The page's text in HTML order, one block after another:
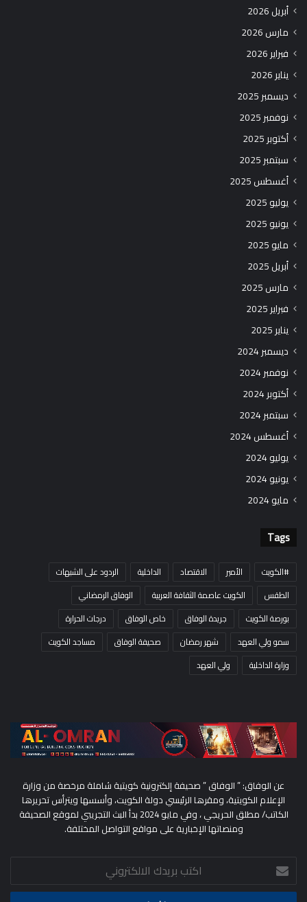
أبريل 2026
مارس 2026
فبراير 2026
يناير 2026
ديسمبر 2025
نوفمبر 2025
أكتوبر 2025
سبتمبر 2025
أغسطس 2025
يوليو 2025
يونيو 2025
مايو 2025
أبريل 2025
مارس 2025
فبراير 2025
يناير 2025
ديسمبر 2024
نوفمبر 2024
أكتوبر 2024
سبتمبر 2024
أغسطس 2024
يوليو 2024
يونيو 2024
مايو 2024
Tags
#الكويت الأمير الاقتصاد الداخلية
الردود على الشبهات
الطقس
الكويت عاصمة الثقافة العربية
الوفاق الرمضاني
بورصة الكويت
جريدة الوفاق خاص الوفاق
درجات الحرارة
سمو ولي العهد
شهر رمضان صحيفة الوفاق
مساجد الكويت
وزارة الداخلية
ولي العهد
عن الوفاق: ” الوفاق ” صحيفة إلكترونية كويتية شاملة مرخصة من وزارة
الإعلام الكويتية، ومقرها الرئيسي دولة الكويت، وأسسها ويترأس تحريرها
الكاتب/ مطلق الحريجي ، وفي مايو 2024 بدأ البث التجريبي لموقع الصحيفة
ومنصاتها الإخبارية على مواقع التواصل المختلفة.
اكتب
بريدك
الالكتروني